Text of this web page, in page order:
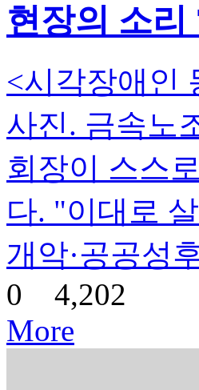
현장의 소리
<시각장애인
사진. 금속노
회장이 스스
다. "이대로
개악·공공성
0 4,202
More